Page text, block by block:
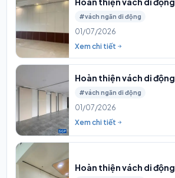
#vách ngăn di động
01/07/2026
Xem chi tiết
Hoàn thiện vách di động
#vách ngăn di động
01/07/2026
Xem chi tiết
Hoàn thiện vách di động